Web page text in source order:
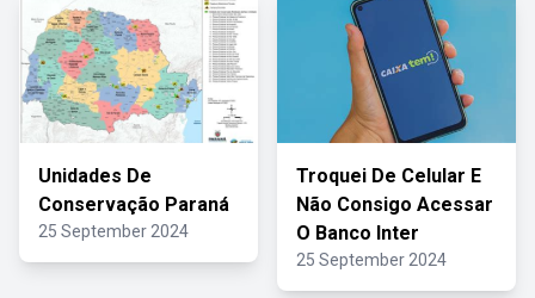
Unidades De
Conservação Paraná
25 September 2024
Troquei De Celular E
Não Consigo Acessar
O Banco Inter
25 September 2024